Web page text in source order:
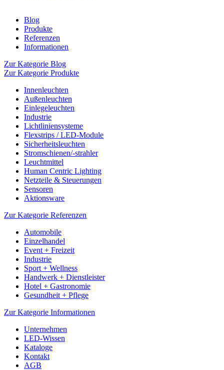
Blog
Produkte
Referenzen
Informationen
Zur Kategorie Blog
Zur Kategorie Produkte
Innenleuchten
Außenleuchten
Einlegeleuchten
Industrie
Lichtliniensysteme
Flexstrips / LED-Module
Sicherheitsleuchten
Stromschienen/-strahler
Leuchtmittel
Human Centric Lighting
Netzteile & Steuerungen
Sensoren
Aktionsware
Zur Kategorie Referenzen
Automobile
Einzelhandel
Event + Freizeit
Industrie
Sport + Wellness
Handwerk + Dienstleister
Hotel + Gastronomie
Gesundheit + Pflege
Zur Kategorie Informationen
Unternehmen
LED-Wissen
Kataloge
Kontakt
AGB